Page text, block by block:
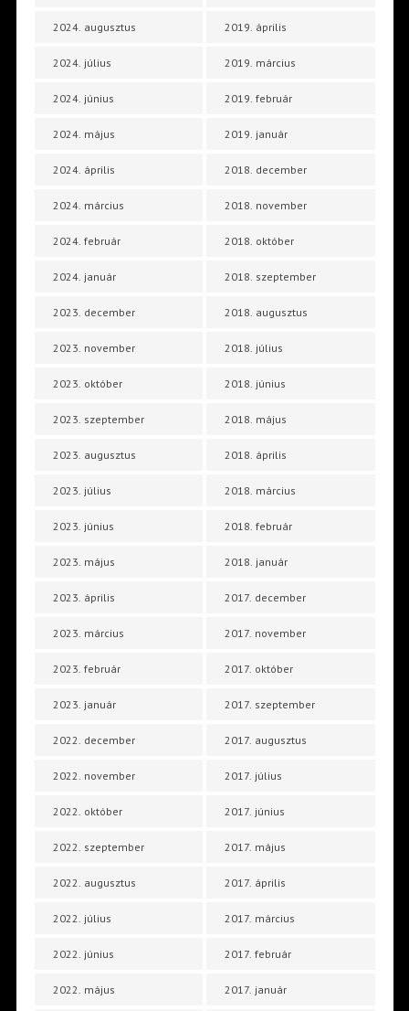
2024. augusztus
2024. július
2024. június
2024. május
2024. április
2024. március
2024. február
2024. január
2023. december
2023. november
2023. október
2023. szeptember
2023. augusztus
2023. július
2023. június
2023. május
2023. április
2023. március
2023. február
2023. január
2022. december
2022. november
2022. október
2022. szeptember
2022. augusztus
2022. július
2022. június
2022. május
2019. április
2019. március
2019. február
2019. január
2018. december
2018. november
2018. október
2018. szeptember
2018. augusztus
2018. július
2018. június
2018. május
2018. április
2018. március
2018. február
2018. január
2017. december
2017. november
2017. október
2017. szeptember
2017. augusztus
2017. július
2017. június
2017. május
2017. április
2017. március
2017. február
2017. január